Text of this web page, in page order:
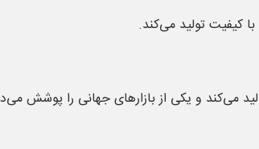
کیفیت تولید می‌کند.
می‌کند و یکی از بازارهای جهانی را پوشش